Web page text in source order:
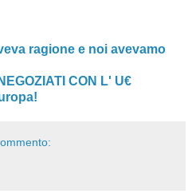
ragione e noi avevamo
CON L' U€